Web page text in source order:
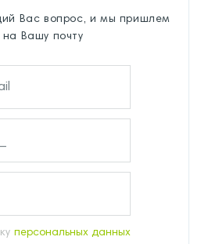
Вас вопрос, и мы пришлем
на Вашу почту
персональных данных